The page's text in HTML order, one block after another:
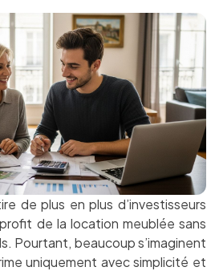
de plus en plus d’investisseurs
de la location meublée sans
Pourtant, beaucoup s’imaginent
uniquement avec simplicité et